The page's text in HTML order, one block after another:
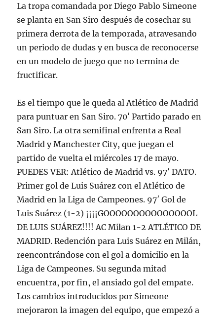
La tropa comandada por Diego Pablo Simeone
se planta en San Siro después de cosechar su
primera derrota de la temporada, atravesando
un periodo de dudas y en busca de reconocerse
en un modelo de juego que no termina de
fructificar.
Es el tiempo que le queda al Atlético de Madrid
para puntuar en San Siro. 70′ Partido parado en
San Siro. La otra semifinal enfrenta a Real
Madrid y Manchester City, que juegan el
partido de vuelta el miércoles 17 de mayo.
PUEDES VER: Atlético de Madrid vs. 97′ DATO.
Primer gol de Luis Suárez con el Atlético de
Madrid en la Liga de Campeones. 97′ Gol de
Luis Suárez (1-2) ¡¡¡¡GOOOOOOOOOOOOOOOL
DE LUIS SUÁREZ!!!! AC Milan 1-2 ATLÉTICO DE
MADRID. Redención para Luis Suárez en Milán,
reencontrándose con el gol a domicilio en la
Liga de Campeones. Su segunda mitad
encuentra, por fin, el ansiado gol del empate.
Los cambios introducidos por Simeone
mejoraron la imagen del equipo, que empezó a